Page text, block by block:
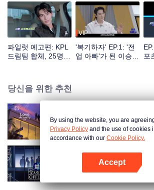
파일럿 예고편: KPL
드림팀 합체, 25명 e
VIP
'복기하자' EP.1: '전
업 아빠'가 된 이승현
포
당신을 위한 추천
반숙연인 S4
두근두근 오퍼 S6
By using the website, you are
Privacy Policy and the use of cookies
accordance with our Cookie Policy.
Accept